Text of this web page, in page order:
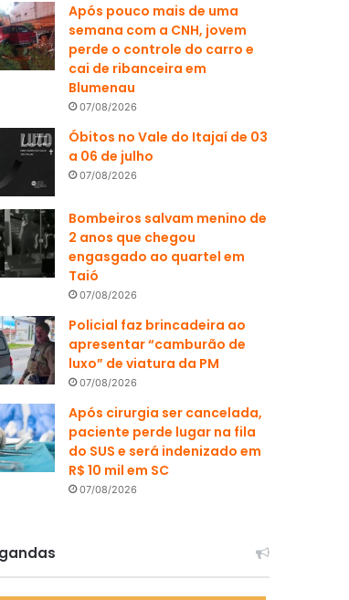
Após pouco mais de uma
semana com a CNH, jovem
perde o controle do carro e
cai de ribanceira em
Blumenau
07/08/2026
Óbitos no Vale do Itajaí de 03
a 06 de julho
07/08/2026
Bombeiros salvam menino de
2 anos que chegou
engasgado ao quartel em
Taió
07/08/2026
Policial faz brincadeira ao
apresentar “camburão de
luxo” de viatura da PM
07/08/2026
Após cirurgia ser cancelada,
paciente perde lugar na fila
do SUS e será indenizado em
R$ 10 mil em SC
07/08/2026